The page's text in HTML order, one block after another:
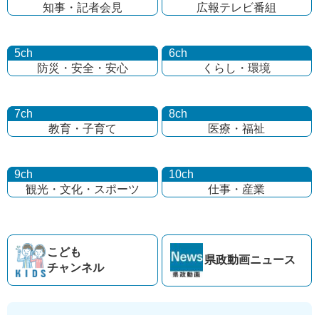
知事・記者会見
広報テレビ番組
5ch
防災・安全・安心
6ch
くらし・環境
7ch
教育・子育て
8ch
医療・福祉
9ch
観光・文化・ スポーツ
10ch
仕事・産業
こども
チャンネル
県政動画ニュース